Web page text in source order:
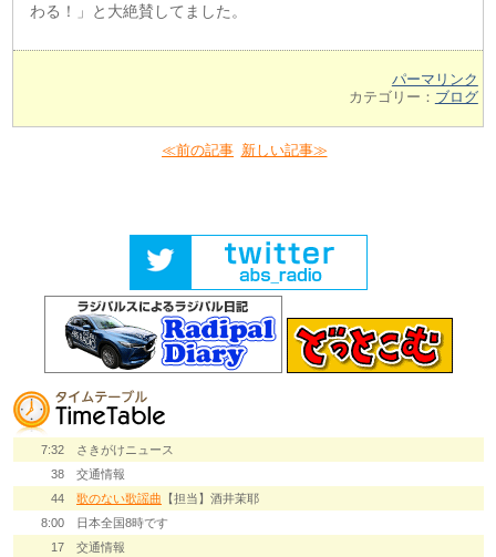
わる！」と大絶賛してました。
パーマリンク
カテゴリー： ブログ
≪前の記事 新しい記事≫
7:32
さきがけニュース
38
交通情報
44
歌のない歌謡曲 【担当】酒井茉耶
8:00
日本全国8時です
17
交通情報